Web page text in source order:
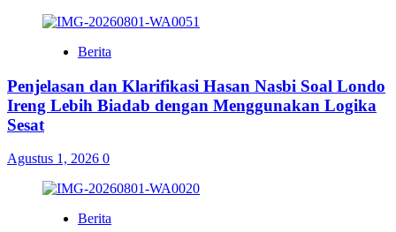
Berita
Penjelasan dan Klarifikasi Hasan Nasbi Soal Londo
Ireng Lebih Biadab dengan Menggunakan Logika
Sesat
Agustus 1, 2026 0
Berita